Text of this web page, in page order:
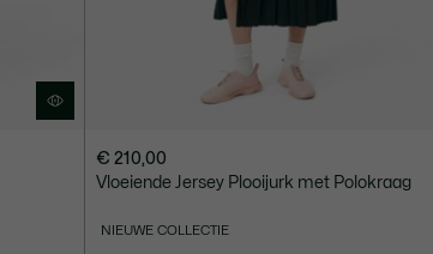
€ 210,00
Vloeiende Jersey Plooijurk met Polokraag
NIEUWE COLLECTIE